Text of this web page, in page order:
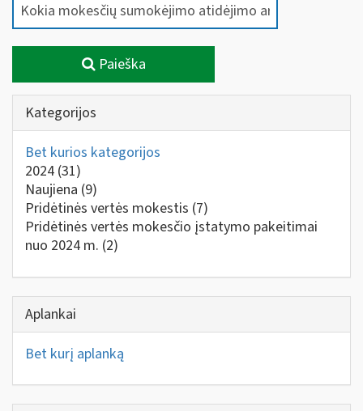
Paieška
Kategorijos
Bet kurios kategorijos
2024 (31)
Naujiena (9)
Pridėtinės vertės mokestis (7)
Pridėtinės vertės mokesčio įstatymo pakeitimai
nuo 2024 m. (2)
Aplankai
Bet kurį aplanką